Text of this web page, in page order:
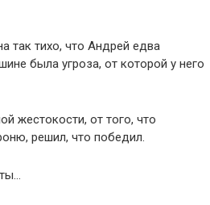
так тихо, что Андрей едва
была угроза, от которой у него
жестокости, от того, что
решил, что победил.